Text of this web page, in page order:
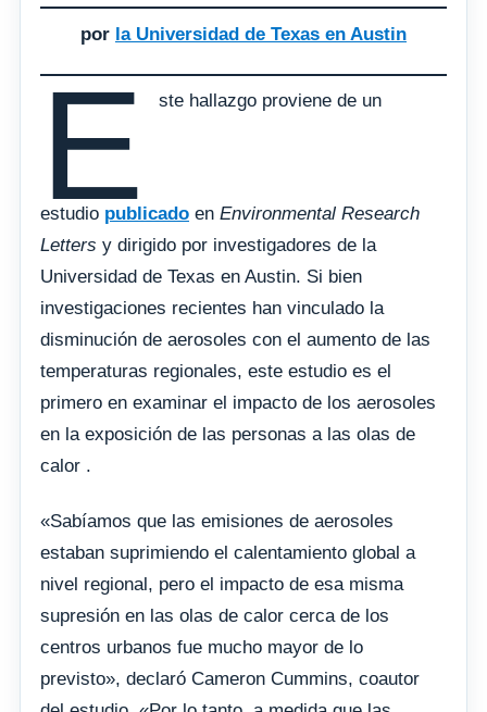
por la Universidad de Texas en Austin
E ste hallazgo proviene de un
estudio publicado en Environmental Research
Letters y dirigido por investigadores de la
Universidad de Texas en Austin. Si bien
investigaciones recientes han vinculado la
disminución de aerosoles con el aumento de las
temperaturas regionales, este estudio es el
primero en examinar el impacto de los aerosoles
en la exposición de las personas a las olas de
calor .
«Sabíamos que las emisiones de aerosoles
estaban suprimiendo el calentamiento global a
nivel regional, pero el impacto de esa misma
supresión en las olas de calor cerca de los
centros urbanos fue mucho mayor de lo
previsto», declaró Cameron Cummins, coautor